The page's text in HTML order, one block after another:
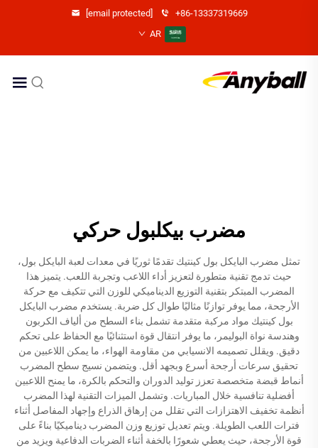
+86-13337319669
[email protected]
AR
مضرب بيكلبول حركي
تمثل مضرب البايكل بول كينتيك تقدمًا ثوريًا في معدات لعبة البايكل بول،
حيث تدمج تقنية متطورة لتعزيز أداء اللاعب وتجربة اللعب. يتميز هذا
المضرب المبتكر بتقنية التوزيع الديناميكي للوزن التي تتكيف مع حركة
الأرجحة، مما يوفر توازنًا مثاليًا طوال كل ضربة. يستخدم مضرب البايكل
بول كينتيك مواد مركبة متقدمة تشمل بناء السطح من ألياف الكربون
وهندسة نواة البوليمر، ما يوفر انتقال قوة استثنائيًا مع الحفاظ على تحكم
دقيق. ويقلل تصميمه الانسيابي من مقاومة الهواء، ما يمكن اللاعبين من
تحقيق سرعات أرجحة أسرع وبجهد أقل. ويتضمن نسيج سطح المضرب
أنماط قبضة متخصصة تعزز توليد الدوران والتحكم بالكرة، ما يمنح اللاعبين
أفضلية تنافسية خلال المباريات. وتشمل الميزات التقنية لهذا المضرب
أنظمة تخفيف الاهتزازات التي تقلل من إرهاق الذراع وإجهاد المفاصل أثناء
فترات اللعب الطويلة. ويتم تعديل توزيع وزن المضرب ديناميكيًا بناءً على
قوة الأرجحة، حيث يعطي شعورًا بالخفة أثناء الضربات الدفاعية ويزيد من